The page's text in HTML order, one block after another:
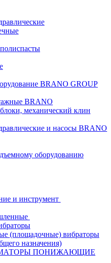
BRANO GROUP
BRANO
механический клин
и насосы BRANO
оборудованию
и инструмент
(площадочные) вибраторы
назначения)
ПОНИЖАЮЩИЕ